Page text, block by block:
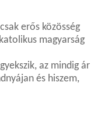
erős közösség
magyarság
az mindig ár
és hiszem,